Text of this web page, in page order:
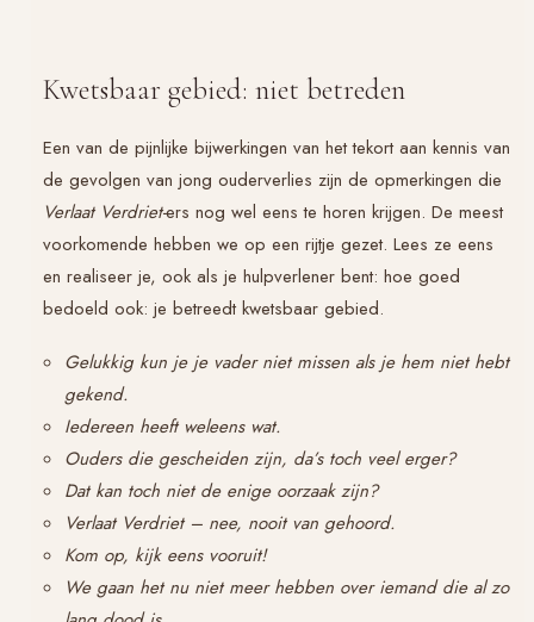
Kwetsbaar gebied: niet betreden
Een van de pijnlijke bijwerkingen van het tekort aan kennis van
de gevolgen van jong ouderverlies zijn de opmerkingen die
Verlaat Verdriet-ers nog wel eens te horen krijgen. De meest
voorkomende hebben we op een rijtje gezet. Lees ze eens
en realiseer je, ook als je hulpverlener bent: hoe goed
bedoeld ook: je betreedt kwetsbaar gebied.
Gelukkig kun je je vader niet missen als je hem niet hebt
gekend.
Iedereen heeft weleens wat.
Ouders die gescheiden zijn, da’s toch veel erger?
Dat kan toch niet de enige oorzaak zijn?
Verlaat Verdriet – nee, nooit van gehoord.
Kom op, kijk eens vooruit!
We gaan het nu niet meer hebben over iemand die al zo